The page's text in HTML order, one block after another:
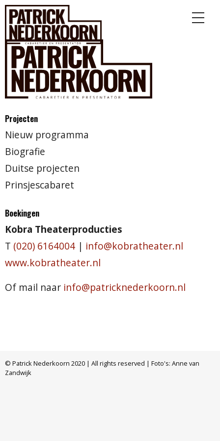
Projecten
Nieuw programma
Biografie
Duitse projecten
Prinsjescabaret
Boekingen
Kobra Theaterproducties
T (020) 6164004 | info@kobratheater.nl
www.kobratheater.nl
Of mail naar info@patricknederkoorn.nl
© Patrick Nederkoorn 2020 | All rights reserved | Foto's: Anne van
Zandwijk